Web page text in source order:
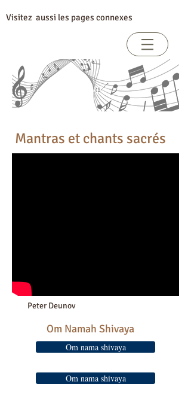
Visitez aussi les pages connexes
Index par sujet
Mantras et chants sacrés
Peter Deunov
Om Namah Shivaya
Om nama shivaya
Om nama shivaya